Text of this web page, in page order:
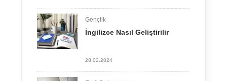
Gençlik
İngilizce Nasıl Geliştirilir
28.02.2024